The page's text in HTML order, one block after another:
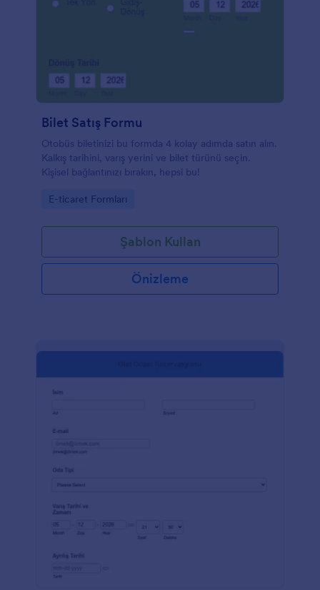
Bilet Satış Formu
Otobüs biletinizi bu formda 4 kolay adımda satın alın.
Kalkış tarihini, varış yerini ve bilet türünü seçin.
Kişisel bağlantınızı bırakın, hepsi bu!
Go to Category:
E-ticaret Formları
Şablon Kullan
Önizleme